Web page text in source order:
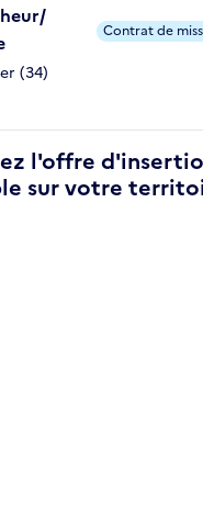
(34)
Contrat de
l'offre
sur votre